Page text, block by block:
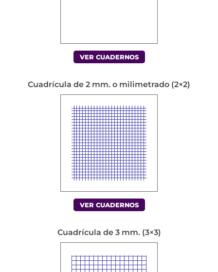
VER CUADERNOS
Cuadrícula de 2 mm. o milimetrado (2×2)
VER CUADERNOS
Cuadrícula de 3 mm. (3×3)